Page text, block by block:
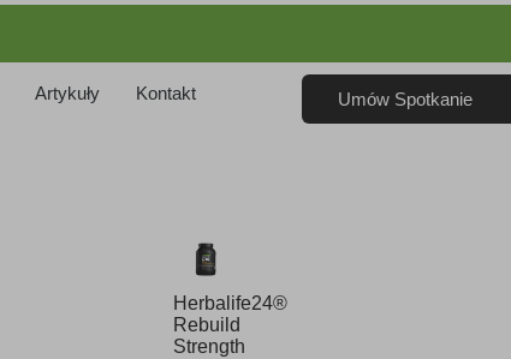
Artykuły Kontakt Umów Spotkanie
Herbalife24®
Rebuild
Strength